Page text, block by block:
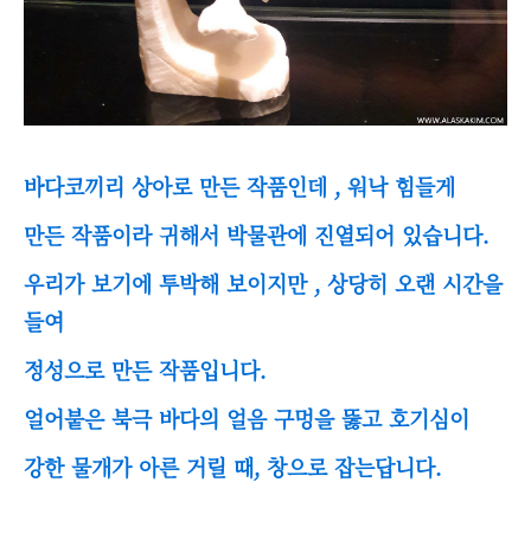
바다코끼리 상아로 만든 작품인데 , 워낙 힘들게
만든 작품이라 귀해서 박물관에 진열되어 있습니다.
우리가 보기에 투박해 보이지만 , 상당히 오랜 시간을
들여
정성으로 만든 작품입니다.
얼어붙은 북극 바다의 얼음 구멍을 뚫고 호기심이
강한 물개가 아른 거릴 때, 창으로 잡는답니다.